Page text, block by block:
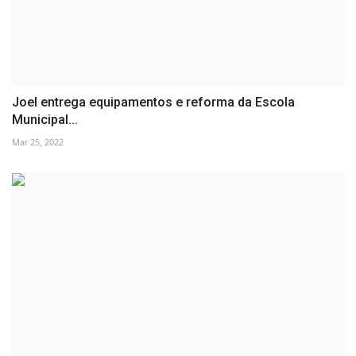
Joel entrega equipamentos e reforma da Escola
Municipal...
Mar 25, 2022